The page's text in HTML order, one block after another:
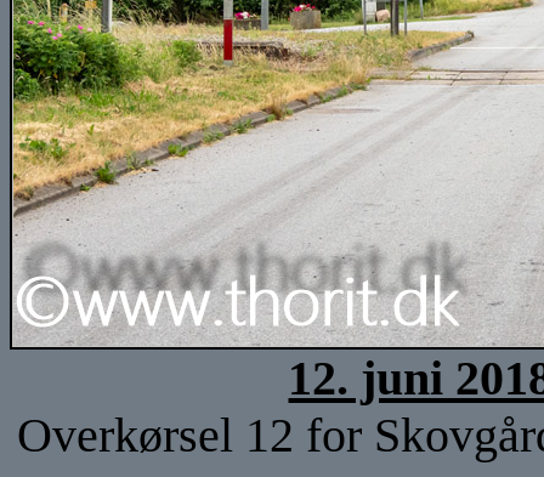
12. juni
Overkørsel 12 for